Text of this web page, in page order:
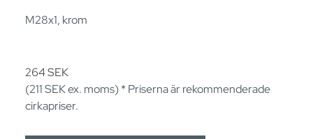
M28x1, krom
264SEK
(211SEKex. moms) * Priserna är rekommenderade
cirkapriser.